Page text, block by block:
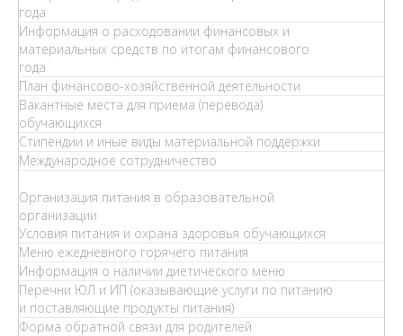
года
Информация о расходовании финансовых и
материальных средств по итогам финансового
года
План финансово-хозяйственной деятельности
Вакантные места для приема (перевода)
обучающихся
Стипендии и иные виды материальной поддержки
Международное сотрудничество
Организация питания в образовательной
организации
Условия питания и охрана здоровья обучающихся
Меню ежедневного горячего питания
Информация о наличии диетического меню
Перечни ЮЛ и ИП (оказывающие услуги по питанию
и поставляющие продукты питания)
Форма обратной связи для родителей